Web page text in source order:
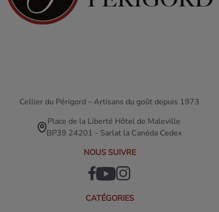
Cellier du Périgord – Artisans du goût depuis 1973
Place de la Liberté Hôtel de Maleville
BP39 24201 - Sarlat la Canéda Cedex
NOUS SUIVRE
CATÉGORIES